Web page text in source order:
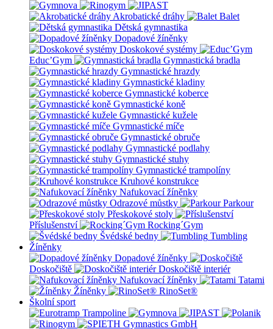
Akrobatické dráhy
Balet
Dětská gymnastika
Dopadové žíněnky
Doskokové systémy
Educ’Gym
Gymnastická bradla
Gymnastické hrazdy
Gymnastické kladiny
Gymnastické koberce
Gymnastické koně
Gymnastické kužele
Gymnastické míče
Gymnastické obruče
Gymnastické podlahy
Gymnastické stuhy
Gymnastické trampolíny
Kruhové konstrukce
Nafukovací žíněnky
Odrazové můstky
Parkour
Přeskokové stoly
Příslušenství
Rocking´Gym
Švédské bedny
Tumbling
Žíněnky
Dopadové žíněnky
Doskočiště
Doskočiště interiér
Nafukovací žíněnky
Tatami
Žíněnky
RinoSet®
Školní sport